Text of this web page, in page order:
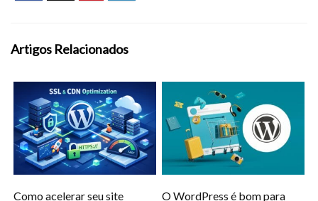
Artigos Relacionados
Como acelerar seu site
O WordPress é bom para